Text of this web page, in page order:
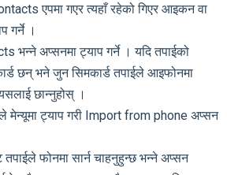
एपमा गएर त्यहाँ रहेको गिएर आइकन वा
गर्ने ।
भन्ने अप्सनमा ट्याप गर्ने । यदि तपाईको
छन् भने जुन सिमकार्ड तपाईले आइफोनमा
छान्नुहोस् ।
मेन्यूमा ट्याप गरी Import from phone अप्सन
फोनमा सार्न चाहनुहुन्छ भन्ने अप्सन